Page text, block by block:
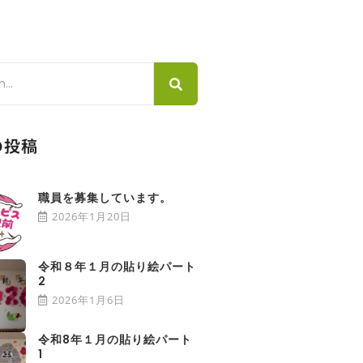
稿
職員を募集しています。
2026年1月20日
令和８年１月の貼り絵パート
2
2026年1月6日
令和8年１月の貼り絵パート
1